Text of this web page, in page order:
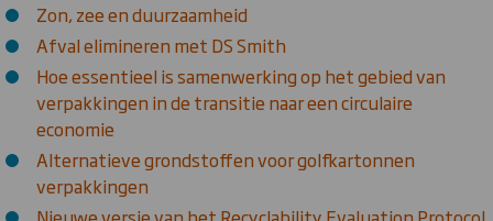
Zon, zee en duurzaamheid
Afval elimineren met DS Smith
Hoe essentieel is samenwerking op het gebied van
verpakkingen in de transitie naar een circulaire
economie
Alternatieve grondstoffen voor golfkartonnen
verpakkingen